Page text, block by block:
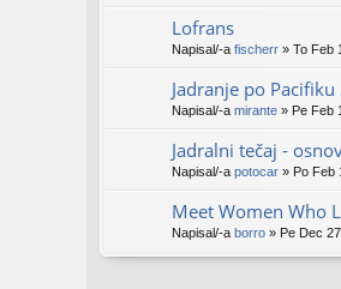
Lofrans
Napisal/-a fischerr » To Feb
Jadranje po
Napisal/-a mirante » Pe Feb
Jadralni tečaj -
Napisal/-a potocar » Po Feb
Meet Women Who
Napisal/-a borro » Pe Dec